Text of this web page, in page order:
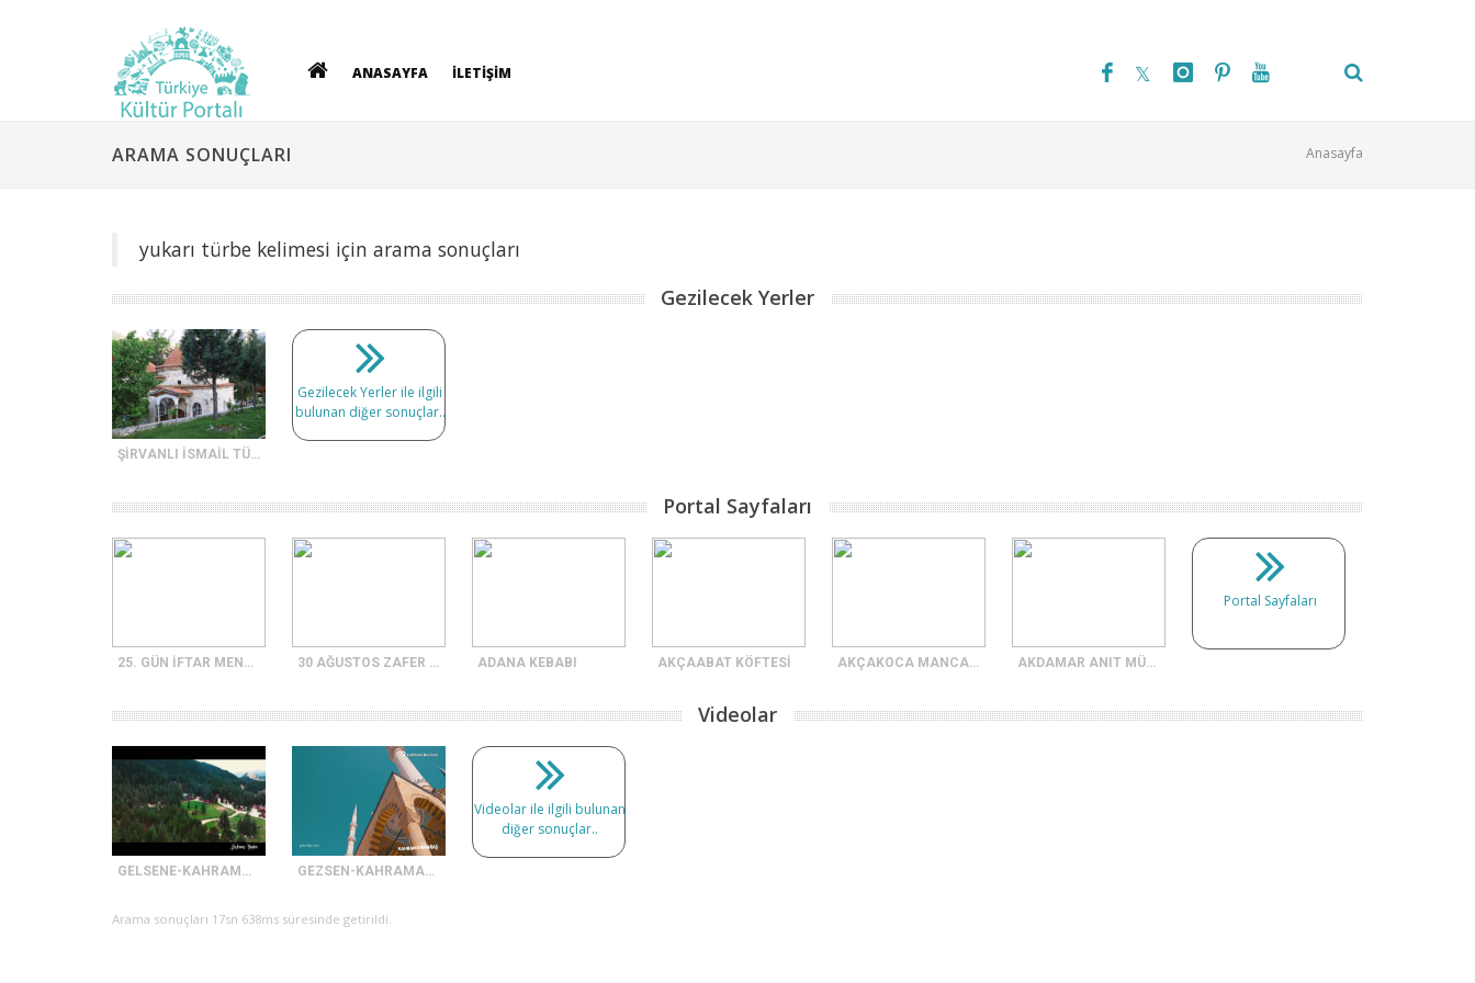
ANASAYFA İLETİŞİM
Anasayfa
ARAMA SONUÇLARI
yukarı türbe kelimesi için arama sonuçları
Gezilecek Yerler
ŞİRVANLI İSMAİL TÜRBESİ
Gezilecek Yerler ile ilgili
bulunan diğer sonuçlar..
Portal Sayfaları
25. GÜN İFTAR MENÜSÜ 30 AĞUSTOS ZAFER BAYRAMI ADANA KEBABI AKÇAABAT KÖFTESİ AKÇAKOCA MANCARLI PİDE AKDAMAR ANIT MÜZESİ DIŞ CEPHE KABARTMALARI
Portal Sayfaları
Videolar
GELSENE-KAHRAMANMARAŞ TANITIM FİLMİ GEZSEN-KAHRAMANMARAŞ TANITIM FİLMİ
Videolar ile ilgili bulunan
diğer sonuçlar..
Arama sonuçları 17sn 638ms süresinde getirildi.